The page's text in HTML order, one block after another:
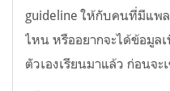
guideline ให้กับคนที่มีแพ
ไหน หรืออยากจะได้ข้อมูล
ตัวเองเรียนมาแล้ว ก่อนจะ